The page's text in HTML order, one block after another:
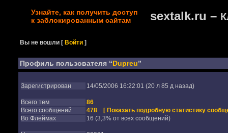
Узнайте, как получить доступ
к заблокированным сайтам
sextalk.ru –
Вы не вошли [Войти ]
Профиль пользователя “Dupreu”
Зарегистрирован 14/05/2006 16:22:01 (20 л 85 д назад)
Всего тем
86
Всего сообщений
478
[ Показать подробную статистику
Во Флеймах
16 (3,3% от всех сообщений)